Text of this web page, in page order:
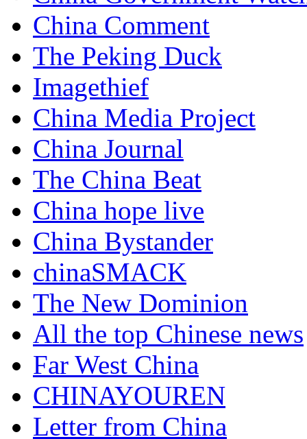
China Comment
The Peking Duck
Imagethief
China Media Project
China Journal
The China Beat
China hope live
China Bystander
chinaSMACK
The New Dominion
All the top Chinese news
Far West China
CHINAYOUREN
Letter from China